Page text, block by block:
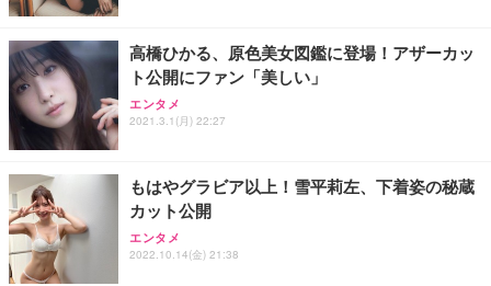
高橋ひかる、原色美女図鑑に登場！アザーカッ
ト公開にファン「美しい」
エンタメ
2021.3.1(月) 22:27
もはやグラビア以上！雪平莉左、下着姿の秘蔵
カット公開
エンタメ
2022.10.14(金) 21:38